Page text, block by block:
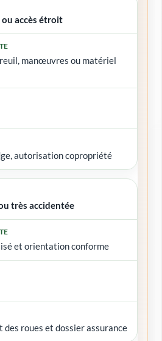
accès étroit
manœuvres ou matériel
autorisation copropriété
très accidentée
et orientation conforme
des roues et dossier assurance